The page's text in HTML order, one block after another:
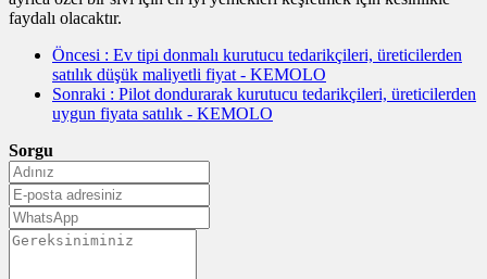
faydalı olacaktır.
Öncesi : Ev tipi donmalı kurutucu tedarikçileri, üreticilerden
satılık düşük maliyetli fiyat - KEMOLO
Sonraki : Pilot dondurarak kurutucu tedarikçileri, üreticilerden
uygun fiyata satılık - KEMOLO
Sorgu